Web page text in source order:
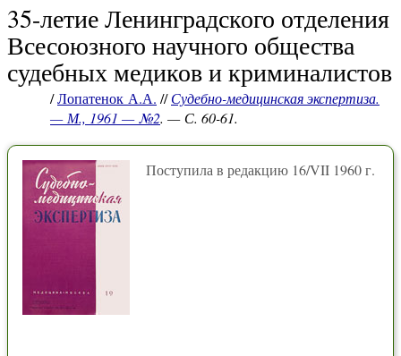
35-летие Ленинградского отделения
Всесоюзного научного общества
судебных медиков и криминалистов
/Лопатенок А.А. //Судебно-медицинская экспертиза.
— М., 1961 — №2. — С. 60-61.
Поступила в редакцию 16/VII 1960 г.